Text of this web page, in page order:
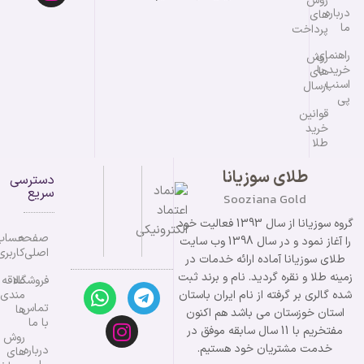
درباره
ما
راهنمای
خرید با
اسنپ
پی
های
پرداخت
روش
های
ارسال
قوانین
خرید
طلا
طلای سوزیانا
Sooziana Gold
گروه سوزیانا از سال 1393 فعالیت خود
را آغاز نمود و در سال 1398 وب سایت
طلای سوزیانا آماده ارائه خدمات در
زمینه طلا و نقره گردید. نام و برند ثبت
شده گالری بر گرفته از نام ایران باستان
استان خوزستان می باشد هم اکنون
مفتخریم با 11 سال سابقه موفق در
خدمت مشتریان خود هستیم.
دسترسی
سریع
صفحه
اصلی
فروشگاه
تماس
با ما
درباره
علاقه
مندی
ها
روش
های